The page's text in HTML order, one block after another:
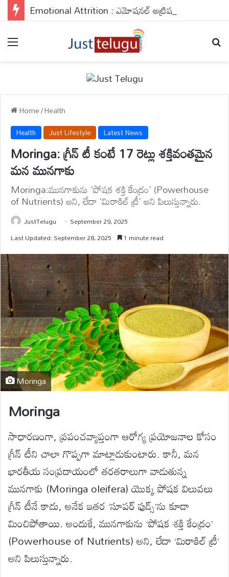
Home/Health
Health Just Lifestyle Latest News
Moringa: గ్రీన్ టీ కంటే 17 రెట్లు శక్తివంతమైన
మన మునగాకు
Moringa:మునగాకును 'పోషక శక్తి కేంద్రం' (Powerhouse
of Nutrients) అని, లేదా 'మిరాకిల్ ట్రీ' అని పిలుస్తున్నారు.
JustTelugu
September 29, 2025
Last Updated: September 28, 2025
1 minute read
Moringa
Moringa
సాధారణంగా, ప్రపంచవ్యాప్తంగా ఆరోగ్య ప్రయోజనాల కోసం
గ్రీన్ టీని చాలా గొప్పగా మాట్లాడుకుంటారు. కానీ, మన
భారతీయ సంప్రదాయంలో తరతరాలుగా వాడుతున్న
మునగాకు (Moringa oleifera) యొక్క పోషక విలువలు
గ్రీన్ టీనే కాదు, అనేక ఇతర ‘సూపర్ ఫుడ్స్‌’ను కూడా
మించిపోతాయి. అందుకే, మునగాకును ‘పోషక శక్తి కేంద్రం’
(Powerhouse of Nutrients) అని, లేదా ‘మిరాకిల్ ట్రీ’
అని పిలుస్తున్నారు.